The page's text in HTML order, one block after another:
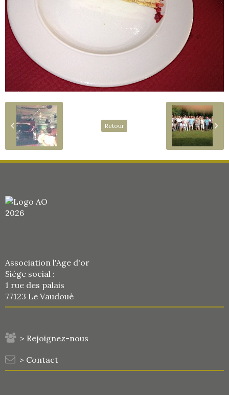
Retour
Association l'Age d'or
Siège social :
1 rue des palais
77123 Le Vaudoué
> Rejoignez-nous
> Contact